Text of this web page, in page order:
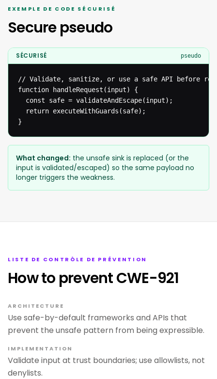
EXEMPLE DE CODE SÉCURISÉ
Secure pseudo
SÉCURISÉ pseudo
// Validate, sanitize, or use a safe API before
function handleRequest(input) {
  const safe = validateAndEscape(input);
  return executeWithGuards(safe);
}
What changed: the unsafe sink is replaced (or the
input is validated/escaped) so the same payload no
longer triggers the weakness.
LISTE DE CONTRÔLE DE PRÉVENTION
How to prevent CWE-921
ARCHITECTURE
Use safe-by-default frameworks and APIs that
prevent the unsafe pattern from being expressible.
IMPLEMENTATION
Validate input at trust boundaries; use allowlists, not
denylists.